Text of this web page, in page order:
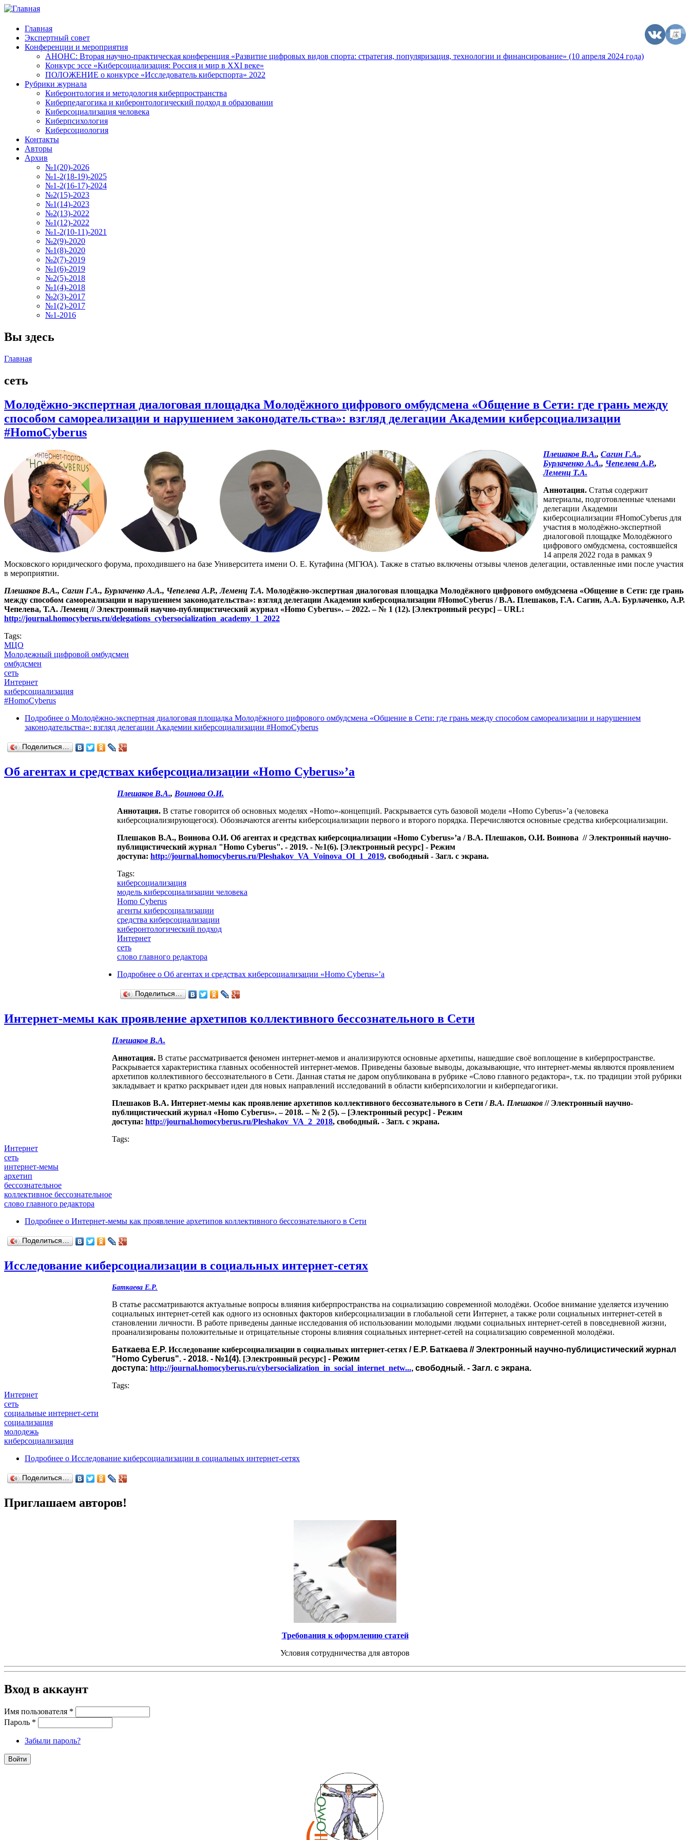
Главная
Экспертный совет
Конференции и мероприятия
АНОНС: Вторая научно-практическая конференция «Развитие цифровых видов спорта: стратегия, популяризация, технологии и финансирование» (10 апреля 2024 года)
Конкурс эссе «Киберсоциализация: Россия и мир в XXI веке»
ПОЛОЖЕНИЕ о конкурсе «Исследователь киберспорта» 2022
Рубрики журнала
Киберонтология и методология киберпространства
Киберпедагогика и киберонтологический подход в образовании
Киберсоциализация человека
Киберпсихология
Киберсоциология
Контакты
Авторы
Архив
№1(20)-2026
№1-2(18-19)-2025
№1-2(16-17)-2024
№2(15)-2023
№1(14)-2023
№2(13)-2022
№1(12)-2022
№1-2(10-11)-2021
№2(9)-2020
№1(8)-2020
№2(7)-2019
№1(6)-2019
№2(5)-2018
№1(4)-2018
№2(3)-2017
№1(2)-2017
№1-2016
Вы здесь
Главная
сеть
Молодёжно-экспертная диалоговая площадка Молодёжного цифрового омбудсмена «Общение в Сети: где грань между
способом самореализации и нарушением законодательства»: взгляд делегации Академии киберсоциализации
#HomoCyberus
Плешаков В.А., Сагин Г.А.,
Бурлаченко А.А., Чепелева А.Р.,
Леменц Т.А.
Аннотация. Статья содержит
материалы, подготовленные членами
делегации Академии
киберсоциализации #HomoCyberus для
участия в молодёжно-экспертной
диалоговой площадке Молодёжного
цифрового омбудсмена, состоявшейся
14 апреля 2022 года в рамках 9
Московского юридического форума, проходившего на базе Университета имени О. Е. Кутафина (МГЮА). Также в статью включены отзывы членов делегации, оставленные ими после участия
в мероприятии.
Плешаков В.А., Сагин Г.А., Бурлаченко А.А., Чепелева А.Р., Леменц Т.А. Молодёжно-экспертная диалоговая площадка Молодёжного цифрового омбудсмена «Общение в Сети: где грань
между способом самореализации и нарушением законодательства»: взгляд делегации Академии киберсоциализации #HomoCyberus / В.А. Плешаков, Г.А. Сагин, А.А. Бурлаченко, А.Р.
Чепелева, Т.А. Леменц // Электронный научно-публицистический журнал «Homo Cyberus». – 2022. – № 1 (12). [Электронный ресурс] – URL:
http://journal.homocyberus.ru/delegations_cybersocialization_academy_1_2022
Tags:
МЦО
Молодежный цифровой омбудсмен
омбудсмен
сеть
Интернет
киберсоциализация
#HomoCyberus
Подробнее о Молодёжно-экспертная диалоговая площадка Молодёжного цифрового омбудсмена «Общение в Сети: где грань между способом самореализации и нарушением
законодательства»: взгляд делегации Академии киберсоциализации #HomoCyberus
Поделиться…
Об агентах и средствах киберсоциализации «Homo Cyberus»’а
Плешаков В.А., Воинова О.И.
Аннотация. В статье говорится об основных моделях «Homo»-концепций. Раскрывается суть базовой модели «Homo Cyberus»’а (человека
киберсоциализирующегося). Обозначаются агенты киберсоциализации первого и второго порядка. Перечисляются основные средства киберсоциализации.
Плешаков В.А., Воинова О.И. Об агентах и средствах киберсоциализации «Homo Cyberus»’а / В.А. Плешаков, О.И. Воинова // Электронный научно-
публицистический журнал "Homo Cyberus". - 2019. - №1(6). [Электронный ресурс] - Режим
доступа: http://journal.homocyberus.ru/Pleshakov_VA_Voinova_OI_1_2019, свободный - Загл. с экрана.
Tags:
киберсоциализация
модель киберсоциализации человека
Homo Cyberus
агенты киберсоциализации
средства киберсоциализации
киберонтологический подход
Интернет
сеть
слово главного редактора
Подробнее о Об агентах и средствах киберсоциализации «Homo Cyberus»’а
Поделиться…
Интернет-мемы как проявление архетипов коллективного бессознательного в Сети
Плешаков В.А.
Аннотация. В статье рассматривается феномен интернет-мемов и анализируются основные архетипы, нашедшие своё воплощение в киберпространстве.
Раскрывается характеристика главных особенностей интернет-мемов. Приведены базовые выводы, доказывающие, что интернет-мемы являются проявлением
архетипов коллективного бессознательного в Сети. Данная статья не даром опубликована в рубрике «Слово главного редактора», т.к. по традиции этой рубрики
закладывает и кратко раскрывает идеи для новых направлений исследований в области киберпсихологии и киберпедагогики.
Плешаков В.А. Интернет-мемы как проявление архетипов коллективного бессознательного в Сети / В.А. Плешаков // Электронный научно-
публицистический журнал «Homo Cyberus». – 2018. – № 2 (5). – [Электронный ресурс] - Режим
доступа: http://journal.homocyberus.ru/Pleshakov_VA_2_2018, свободный. - Загл. с экрана.
Tags:
Интернет
сеть
интернет-мемы
архетип
бессознательное
коллективное бессознательное
слово главного редактора
Подробнее о Интернет-мемы как проявление архетипов коллективного бессознательного в Сети
Поделиться…
Исследование киберсоциализации в социальных интернет-сетях
Баткаева Е.Р.
В статье рассматриваются актуальные вопросы влияния киберпространства на социализацию современной молодёжи. Особое внимание уделяется изучению
социальных интернет-сетей как одного из основных факторов киберсоциализации в глобальной сети Интернет, а также роли социальных интернет-сетей в
становлении личности. В работе приведены данные исследования об использовании молодыми людьми социальных интернет-сетей в повседневной жизни,
проанализированы положительные и отрицательные стороны влияния социальных интернет-сетей на социализацию современной молодёжи.
Баткаева Е.Р. Исследование киберсоциализации в социальных интернет-сетях / Е.Р. Баткаева // Электронный научно-публицистический журнал
"Homo Cyberus". - 2018. - №1(4). [Электронный ресурс] - Режим
доступа: http://journal.homocyberus.ru/cybersocialization_in_social_internet_netw..., свободный. - Загл. с экрана.
Tags:
Интернет
сеть
социальные интернет-сети
социализация
молодежь
киберсоциализация
Подробнее о Исследование киберсоциализации в социальных интернет-сетях
Поделиться…
Приглашаем авторов!
Требования к оформлению статей
Условия сотрудничества для авторов
Вход в аккаунт
Имя пользователя *
Пароль *
Забыли пароль?